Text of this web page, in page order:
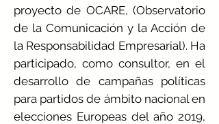
proyecto de OCARE, (Observatorio
de la Comunicación y la Acción de
la Responsabilidad Empresarial). Ha
participado, como consultor, en el
desarrollo de campañas políticas
para partidos de ámbito nacional en
elecciones Europeas del año 2019,